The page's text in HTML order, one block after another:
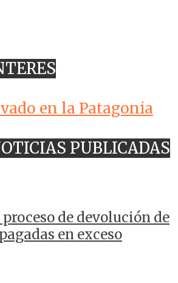
en la Patagonia
PUBLICADAS
de devolución de
en exceso